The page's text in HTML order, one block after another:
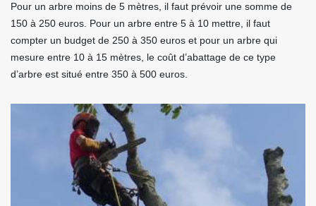
Pour un arbre moins de 5 mètres, il faut prévoir une somme de
150 à 250 euros. Pour un arbre entre 5 à 10 mettre, il faut
compter un budget de 250 à 350 euros et pour un arbre qui
mesure entre 10 à 15 mètres, le coût d’abattage de ce type
d’arbre est situé entre 350 à 500 euros.